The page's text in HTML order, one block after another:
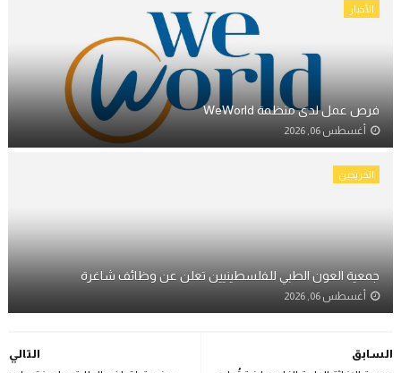
الأخبار
فرص عمل لدى منظمة WeWorld
أغسطس 06, 2026
الخريجين
جمعية العون الطبي للفلسطينيين تعلن عن وظائف شاغرة
أغسطس 06, 2026
التالي
السابق